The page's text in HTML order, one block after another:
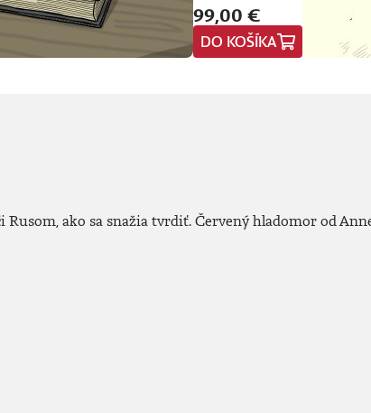
99,00 €
DO KOŠÍKA
ako sa snažia tvrdiť. Červený hladomor od